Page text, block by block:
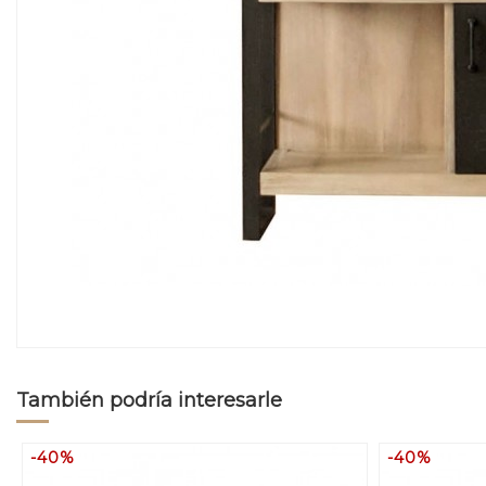
También podría interesarle
-40% -40%